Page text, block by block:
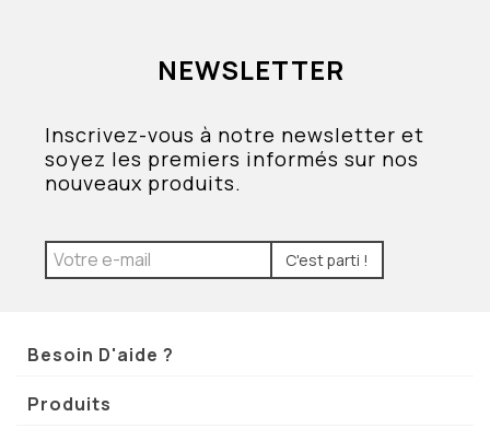
NEWSLETTER
Inscrivez-vous à notre newsletter et
soyez les premiers informés sur nos
nouveaux produits.
C'est parti !
Besoin D'aide ?
Produits